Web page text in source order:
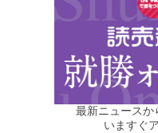
最新ニュースか
いますぐ